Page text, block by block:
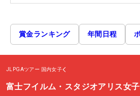
賞金ランキング 年間日程
JLPGAツアー 国内女子
富士フイルム・スタジオアリス女